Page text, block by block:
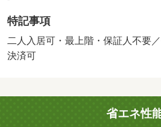
／二人入居可／子供可／平置駐／
リーニング代：４９，５００円、
１３，７５０円※故意・過失等別
／シャワー付洗面台／室内洗濯置
衣所／洗面所独立／洗面化粧台／
特記事項
二人入居可・最上階・保証人不要
決済可
省エネ性